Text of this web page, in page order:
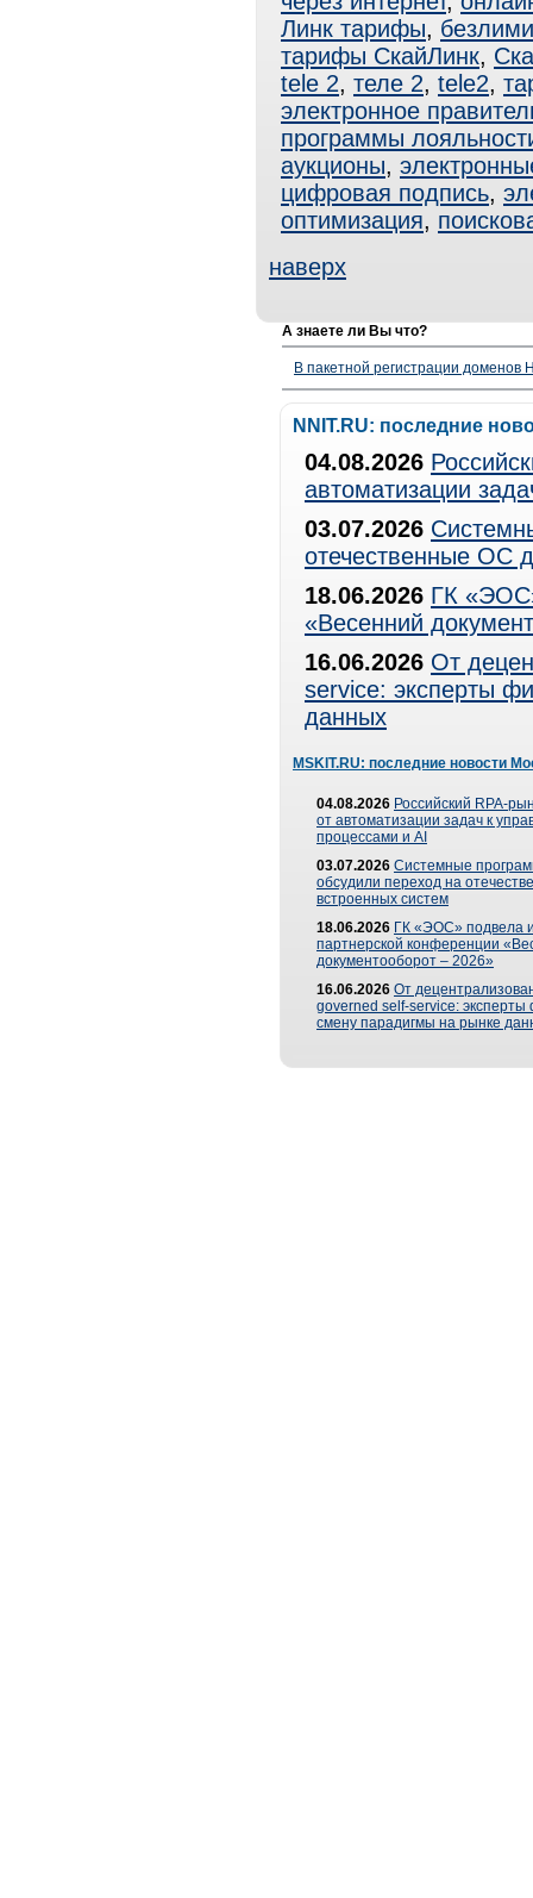
Линк тарифы,
тарифы СкайЛинк,
tele 2, теле 2, tele2,
электронное
программы
аукционы,
цифровая подпись,
оптимизация,
наверх
А знаете ли Вы что?
В пакетной регистрации доменов
NNIT.RU: последние
04.08.2026
автоматизации
03.07.2026
отечественные ОС
18.06.2026 ГК
«Весенний
16.06.2026 От
service: эксперты
данных
MSKIT.RU: последние новости
04.08.2026 Российский RPA-
от автоматизации задач к
процессами и AI
03.07.2026 Системные
обсудили переход на
встроенных систем
18.06.2026 ГК «ЭОС» подвела
партнерской конференции
документооборот – 2026»
16.06.2026 От
governed self-service: эксперты
смену парадигмы на рынке